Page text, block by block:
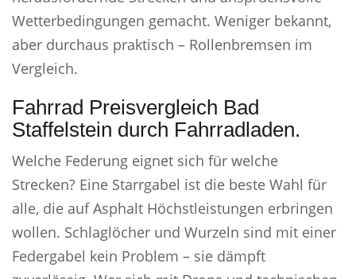
Wetterbedingungen gemacht. Weniger bekannt,
aber durchaus praktisch – Rollenbremsen im
Vergleich.
Fahrrad Preisvergleich Bad
Staffelstein durch Fahrradladen.
Welche Federung eignet sich für welche
Strecken? Eine Starrgabel ist die beste Wahl für
alle, die auf Asphalt Höchstleistungen erbringen
wollen. Schlaglöcher und Wurzeln sind mit einer
Federgabel kein Problem – sie dämpft